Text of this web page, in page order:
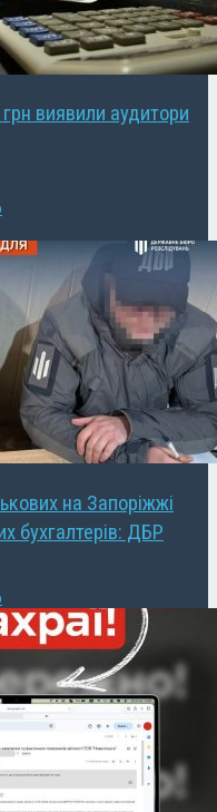
виявили аудитори
на Запоріжжі
бухгалтерів: ДБР